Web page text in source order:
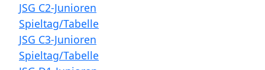
JSG C2-Junioren
Spieltag/Tabelle
JSG C3-Junioren
Spieltag/Tabelle